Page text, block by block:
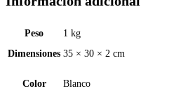
Peso
1 kg
Dimensiones 35 × 30 × 2 cm
Color Blanco